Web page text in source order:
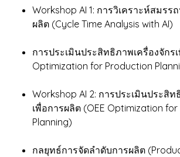
Workshop AI 1: การวิเคราะห์สมรร
ผลิต (Cycle Time Analysis with AI)
การประเมินประสิทธิภาพเครื่องจักร
Optimization for Production
Workshop AI 2: การประเมินประสิท
เพื่อการผลิต (OEE Optimization
Planning)
กลยุทธ์การจัดลำดับการผลิต